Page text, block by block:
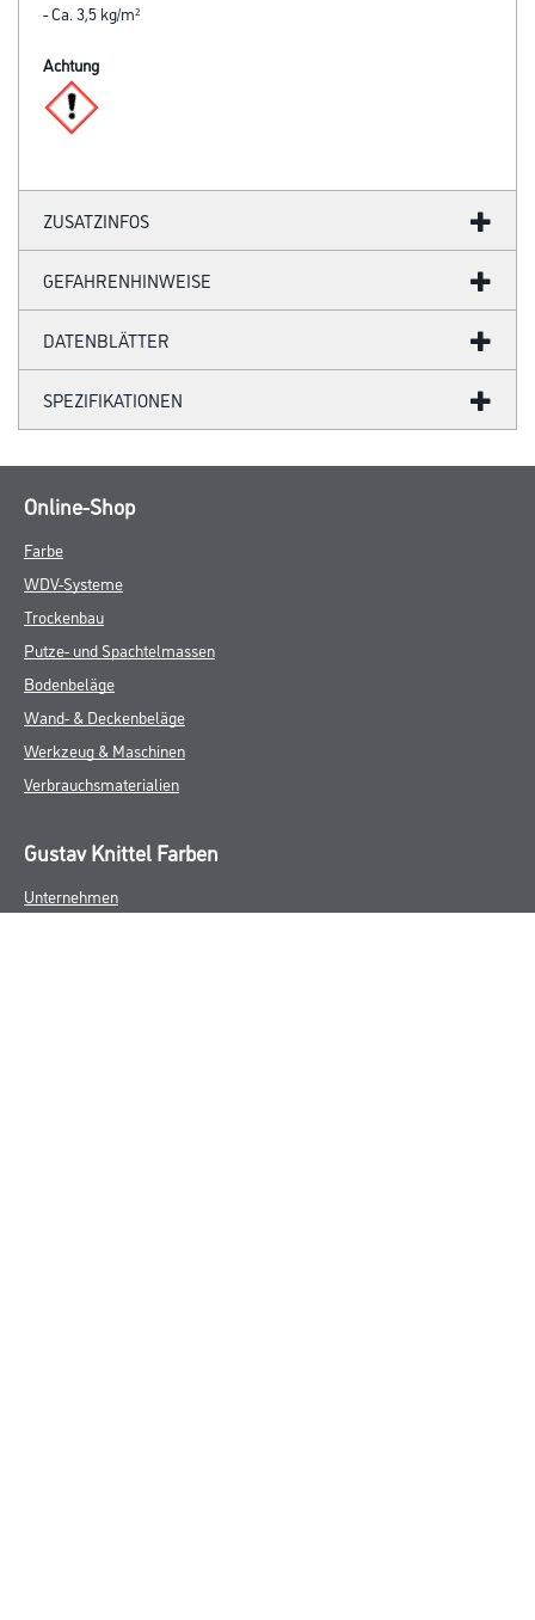
- Ca. 3,5 kg/m²
Achtung
ZUSATZINFOS
GEFAHRENHINWEISE
DATENBLÄTTER
SPEZIFIKATIONEN
Online-Shop
Farbe
WDV-Systeme
Trockenbau
Putze- und Spachtelmassen
Bodenbeläge
Wand- & Deckenbeläge
Werkzeug & Maschinen
Verbrauchsmaterialien
Gustav Knittel Farben
Unternehmen